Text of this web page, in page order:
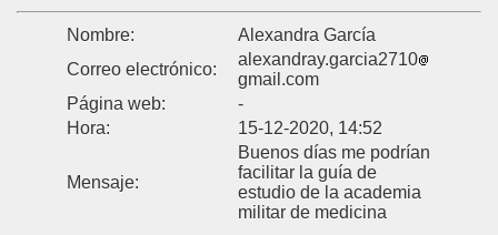
Nombre:
Alexandra García
Correo electrónico:
alexandray.garcia2710
gmail.com
Página web:
-
Hora:
15-12-2020, 14:52
Mensaje:
Buenos días me podrían
facilitar la guía de
estudio de la academia
militar de medicina